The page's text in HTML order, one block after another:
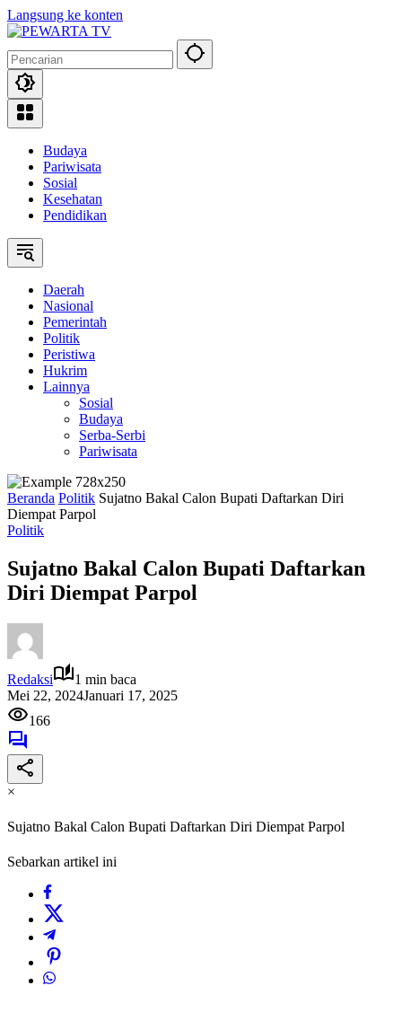
Langsung ke konten
Budaya
Pariwisata
Sosial
Kesehatan
Pendidikan
Daerah
Nasional
Pemerintah
Politik
Peristiwa
Hukrim
Lainnya
Sosial
Budaya
Serba-Serbi
Pariwisata
Beranda Politik Sujatno Bakal Calon Bupati Daftarkan Diri
Diempat Parpol
Politik
Sujatno Bakal Calon Bupati Daftarkan
Diri Diempat Parpol
Redaksi
1 min baca
Mei 22, 2024Januari 17, 2025
166
×
Sujatno Bakal Calon Bupati Daftarkan Diri Diempat Parpol
Sebarkan artikel ini